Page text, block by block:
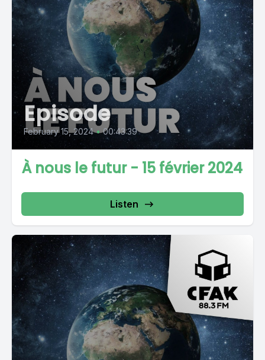
Episode
February 15, 2024 • 00:43:39
À nous le futur - 15 février 2024
Listen